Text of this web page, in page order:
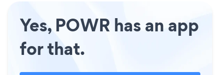
Yes, POWR has an app
for that.